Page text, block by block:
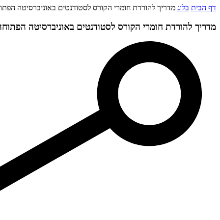
דף הבית בלוג מדריך להורדת חומרי הקורס לסטודנטים באוניברסיטה
מדריך להורדת חומרי הקורס לסטודנטים באוניברסיטה